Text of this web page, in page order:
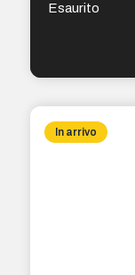
Esaurito
In arrivo